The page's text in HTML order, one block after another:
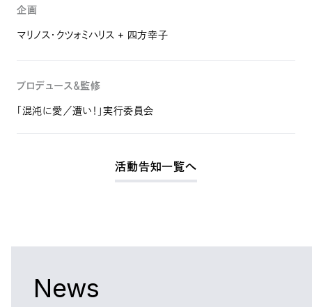
企画
マリノス・クツォミハリス + 四方幸子
プロデュース＆監修
「混沌に愛／遭い！」実行委員会
活動告知一覧へ
News